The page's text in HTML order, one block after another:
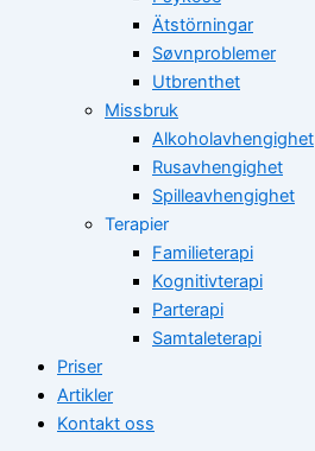
Ätstörningar
Søvnproblemer
Utbrenthet
Missbruk
Alkoholavhengighet
Rusavhengighet
Spilleavhengighet
Terapier
Familieterapi
Kognitivterapi
Parterapi
Samtaleterapi
Priser
Artikler
Kontakt oss